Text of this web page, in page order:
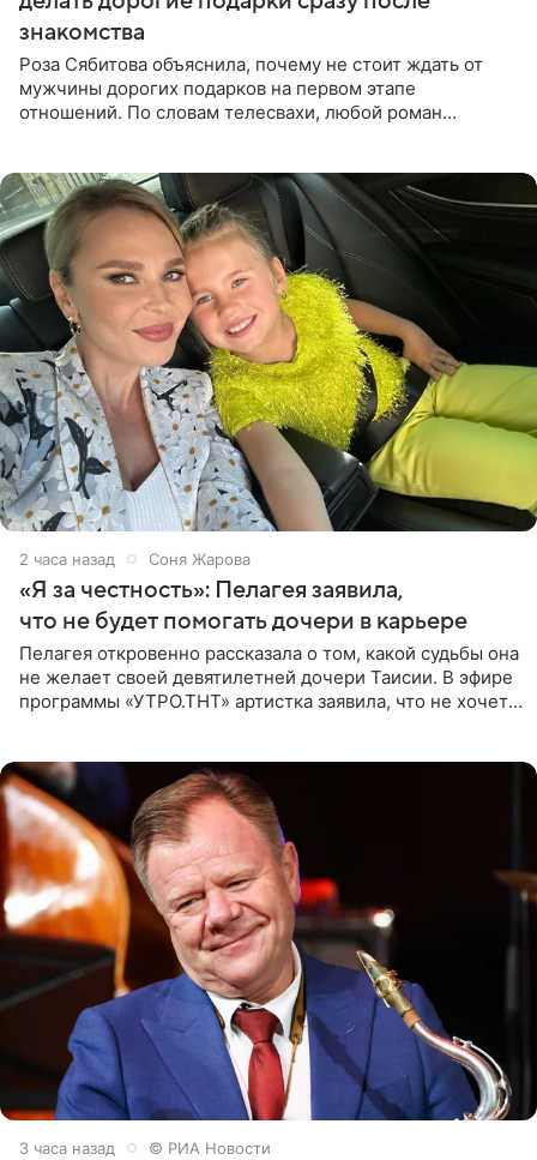
знакомства
Роза Сябитова объяснила, почему не стоит ждать от
мужчины дорогих подарков на первом этапе
отношений. По словам телесвахи, любой роман
2 часа назад Соня Жарова
«Я за честность»: Пелагея заявила,
что не будет помогать дочери в карьере
Пелагея откровенно рассказала о том, какой судьбы она
не желает своей девятилетней дочери Таисии. В эфире
программы «УТРО.ТНТ» артистка заявила, что не хочет
3 часа назад © РИА Новости